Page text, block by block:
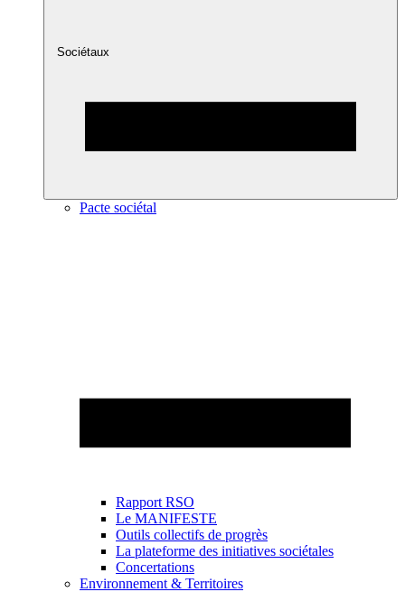
Sociétaux
Pacte sociétal
Rapport RSO
Le MANIFESTE
Outils collectifs de progrès
La plateforme des initiatives sociétales
Concertations
Environnement & Territoires